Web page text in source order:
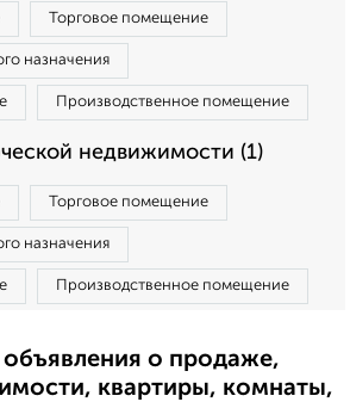
Торговое помещение
назначения
Производственное помещение
недвижимости (1)
Торговое помещение
назначения
Производственное помещение
о продаже,
квартиры, комнаты,